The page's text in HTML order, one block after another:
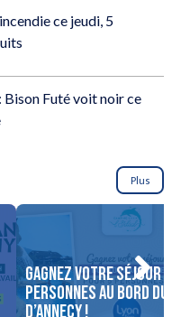
ce jeudi, 5
Bison Futé voit noir ce
Plus
Gagnez votre séjour
personnes au bord du
d’Annecy !